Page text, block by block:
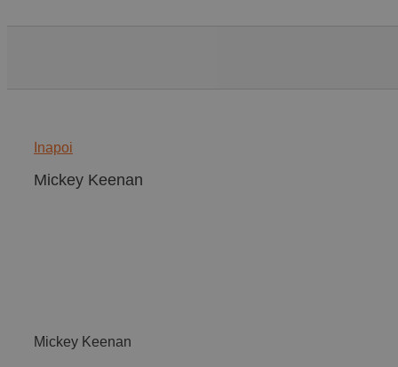
Programe
Inapoi
Mickey Keenan
Mickey Keenan